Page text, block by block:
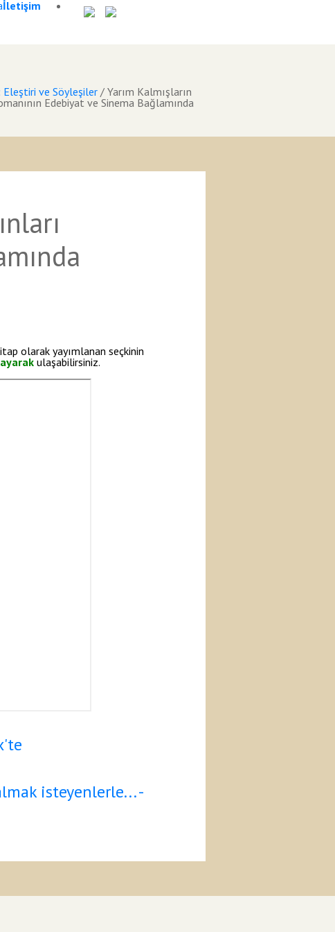
İletişim
Eleştiri ve Söyleşiler/ Yarım Kalmışların
Edebiyat ve Sinema Bağlamında
olarak yayımlanan seçkinin
ulaşabilirsiniz.
isteyenlerle... -